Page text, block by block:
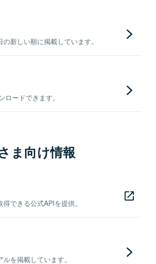
新しい順に掲載しています。
ードできます。
ま向け情報
できる公式APIを提供。
を掲載しています。